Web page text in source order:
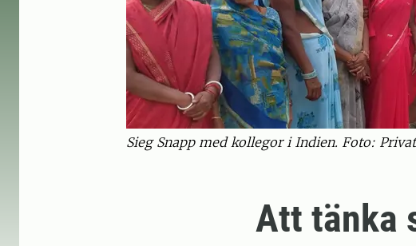
Sieg Snapp med kollegor i Indien. Foto: Privat
Att tänka